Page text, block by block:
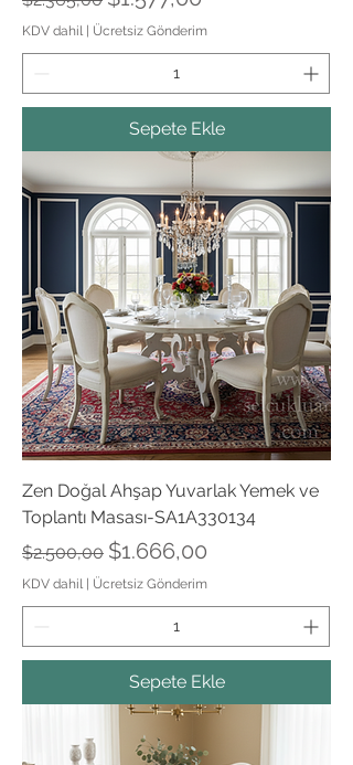
KDV dahil | Ücretsiz Gönderim
Sepete Ekle
Zen Doğal Ahşap Yuvarlak Yemek ve
Toplantı Masası-SA1A330134
Normal Fiyat
$2.500,00 İndirimli Fiyat
$1.666,00
KDV dahil | Ücretsiz Gönderim
Sepete Ekle